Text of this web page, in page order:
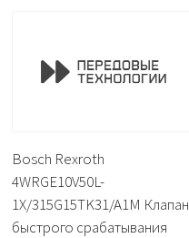
Bosch Rexroth
4WRGE10V50L-
1X/315G15TK31/A1M Клапан
быстрого срабатывания